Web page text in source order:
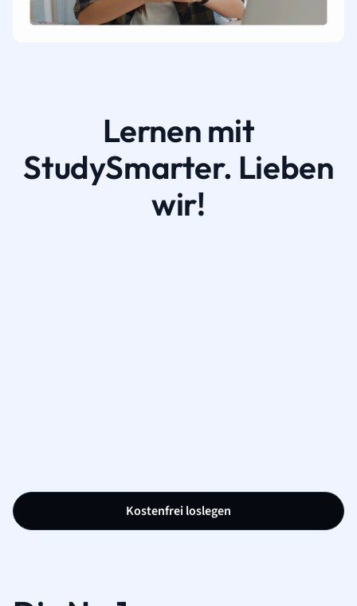
Lernen mit
StudySmarter. Lieben
wir!
Kostenfrei loslegen